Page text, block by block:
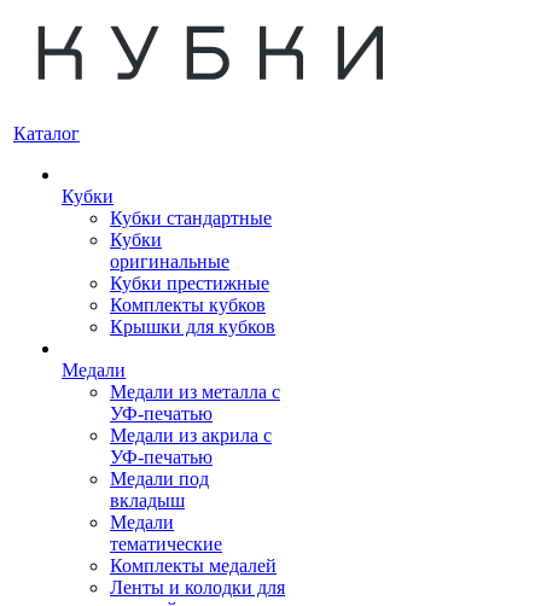
Каталог
Кубки
Кубки стандартные
Кубки
оригинальные
Кубки престижные
Комплекты кубков
Крышки для кубков
Медали
Медали из металла с
УФ-печатью
Медали из акрила с
УФ-печатью
Медали под
вкладыш
Медали
тематические
Комплекты медалей
Ленты и колодки для